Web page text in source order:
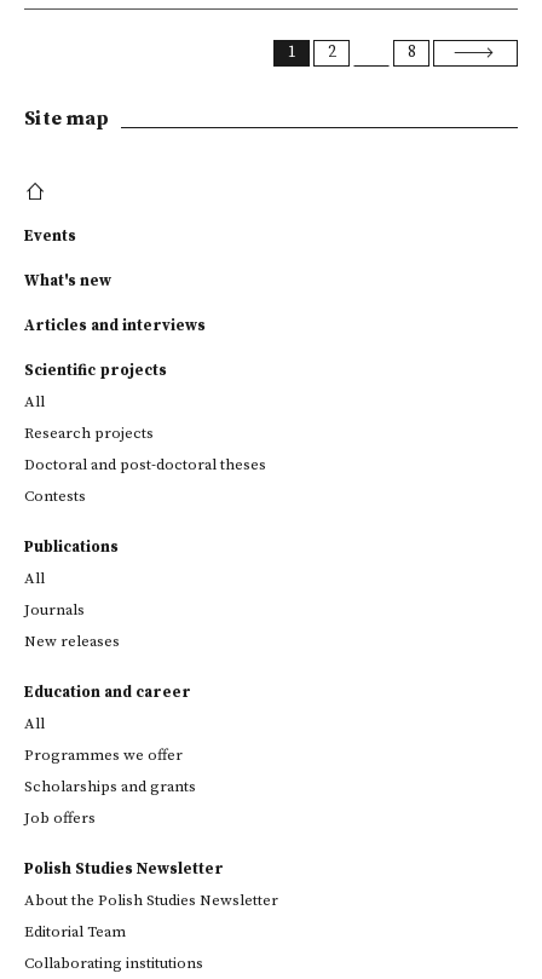
1 2 8
Site map
Events
What's new
Articles and interviews
Scientific projects
All
Research projects
Doctoral and post-doctoral theses
Contests
Publications
All
Journals
New releases
Education and career
All
Programmes we offer
Scholarships and grants
Job offers
Polish Studies Newsletter
About the Polish Studies Newsletter
Editorial Team
Collaborating institutions